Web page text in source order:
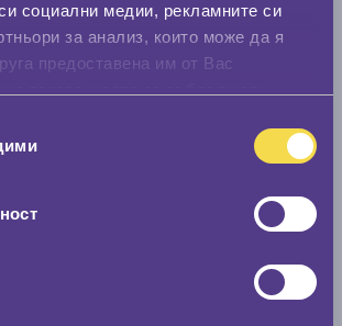
социални медии, рекламните си
за анализ, които може да я
предоставена им от Вас
Стар размер